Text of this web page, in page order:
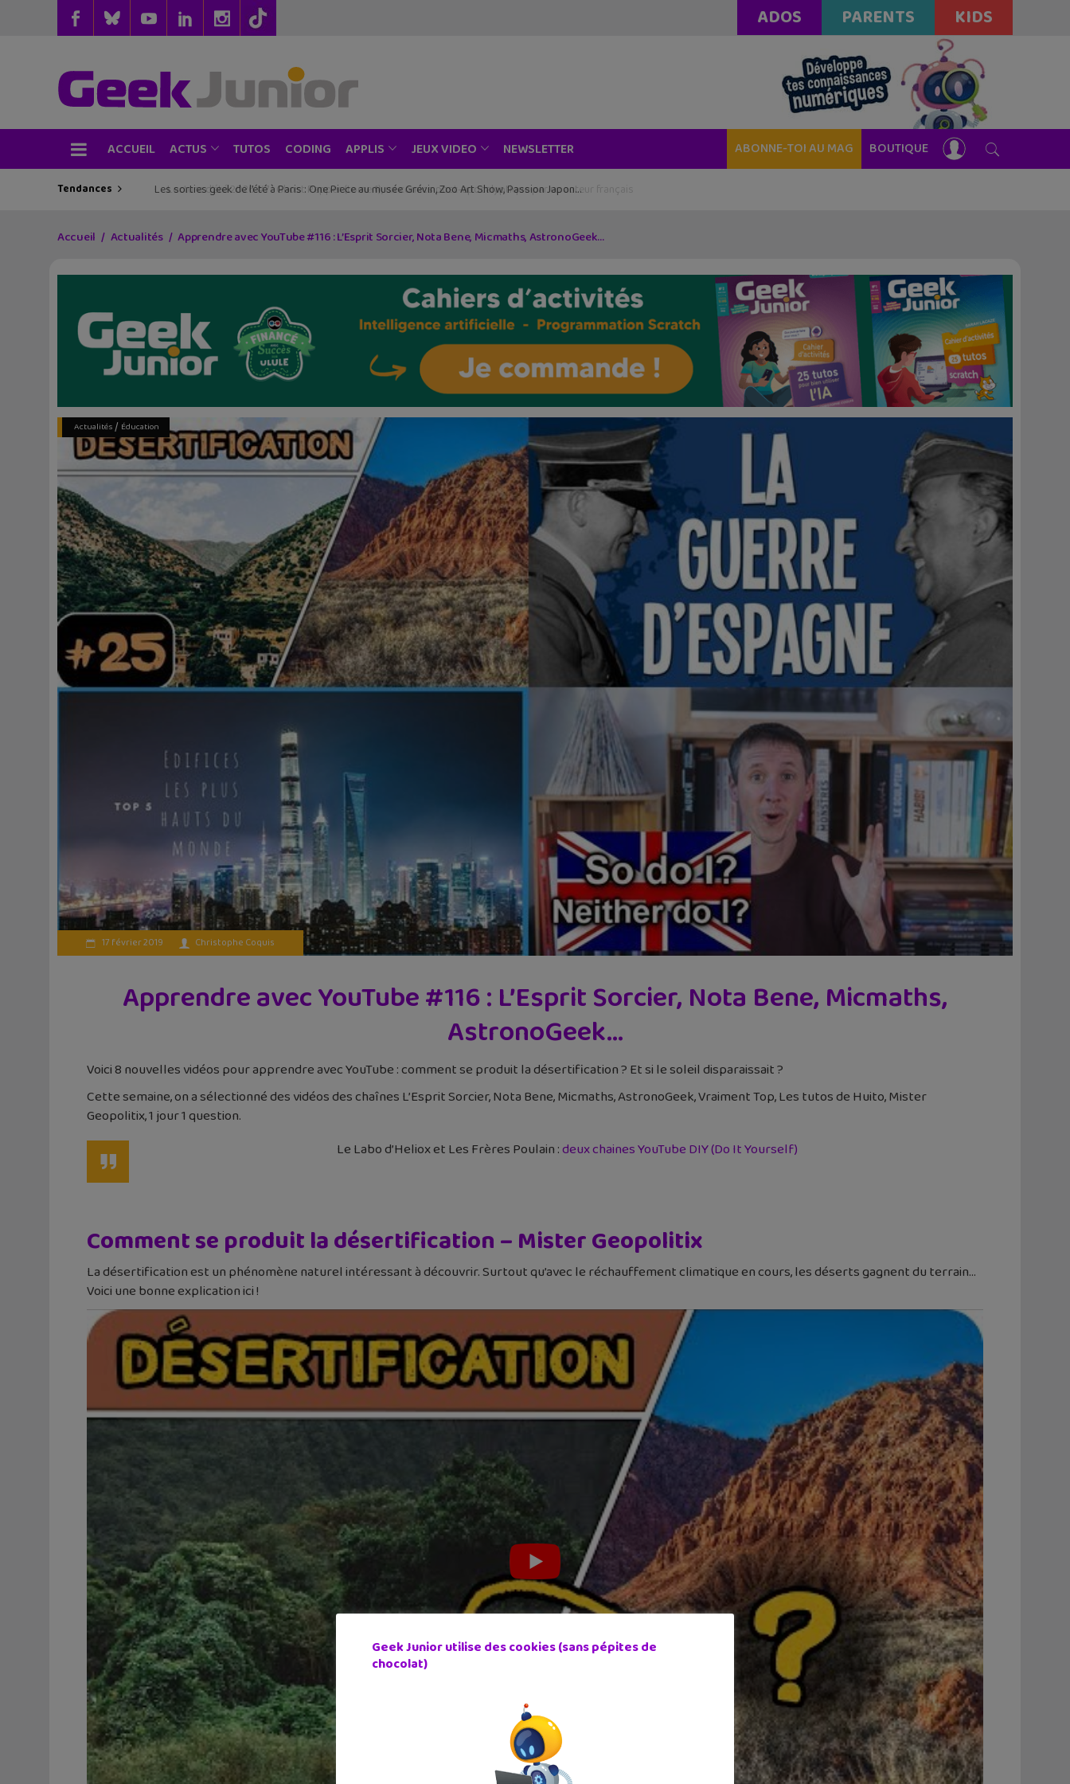
ADOS PARENTS KIDS
ACCUEIL ACTUS TUTOS CODING APPLIS JEUX VIDEO NEWSLETTER ABONNE-TOI AU MAG BOUTIQUE
Tendances Les sorties geek de l’été à Paris : One Piece au musée Grévin, Zoo Art Show, Passion Japon…
Accueil Actualités Apprendre avec YouTube #116 : L’Esprit Sorcier, Nota Bene, Micmaths, AstronoGeek…
Actualités/ Éducation
17 février 2019 Christophe Coquis
Apprendre avec YouTube #116 : L’Esprit Sorcier, Nota Bene, Micmaths,
AstronoGeek…
Voici 8 nouvelles vidéos pour apprendre avec YouTube : comment se produit la désertification ? Et si le soleil disparaissait ?
Cette semaine, on a sélectionné des vidéos des chaînes L’Esprit Sorcier, Nota Bene, Micmaths, AstronoGeek, Vraiment Top, Les tutos de Huito, Mister
Geopolitix, 1 jour 1 question.
Le Labo d’Heliox et Les Frères Poulain :deux chaines YouTube DIY (Do It Yourself)
Comment se produit la désertification – Mister Geopolitix
La désertification est un phénomène naturel intéressant à découvrir. Surtout qu’avec le réchauffement climatique en cours, les déserts gagnent du terrain…
Voici une bonne explication ici !
Geek Junior utilise des cookies (sans pépites de
chocolat)